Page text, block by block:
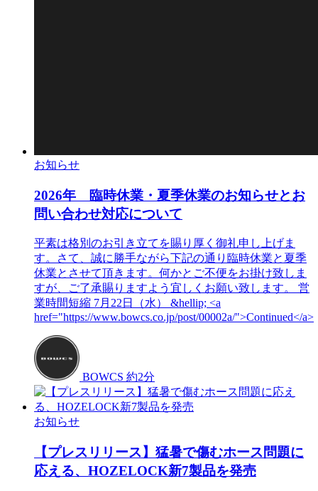
お知らせ
2026年 臨時休業・夏季休業のお知らせとお
問い合わせ対応について
平素は格別のお引き立てを賜り厚く御礼申し上げま
す。さて、誠に勝手ながら下記の通り臨時休業と夏季
休業とさせて頂きます。何かとご不便をお掛け致しま
すが、ご了承賜りますよう宜しくお願い致します。 営
業時間短縮 7月22日（水） &hellip; <a
href="https://www.bowcs.co.jp/post/00002a/">Continued</a>
BOWCS 約2分
お知らせ
【プレスリリース】猛暑で傷むホース問題に
応える、HOZELOCK新7製品を発売